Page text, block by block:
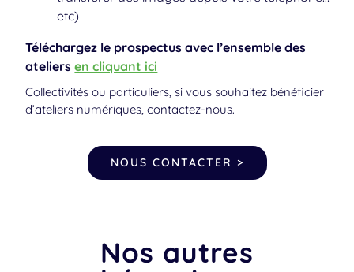
votre ordinateur (créer un album photo,
transférer des images depuis votre téléphone…
etc)
Téléchargez le prospectus avec l’ensemble des
ateliersen cliquant ici
Collectivités ou particuliers, si vous souhaitez bénéficier